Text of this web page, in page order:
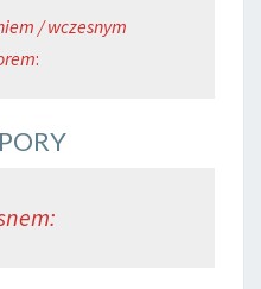
/ wczesnym
: